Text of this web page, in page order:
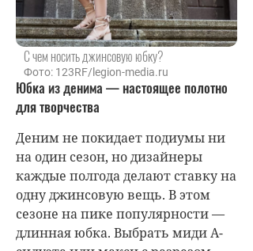
С чем носить джинсовую юбку?
Фото: 123RF/legion-media.ru
Юбка из денима — настоящее полотно
для творчества
Деним не покидает подиумы ни
на один сезон, но дизайнеры
каждые полгода делают ставку на
одну джинсовую вещь. В этом
сезоне на пике популярности —
длинная юбка. Выбрать миди А-